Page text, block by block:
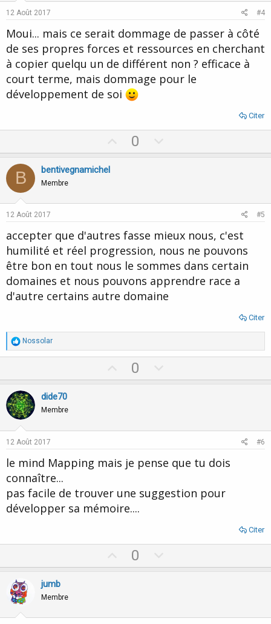
e
12 Août 2017 #4
Moui... mais ce serait dommage de passer à côté
de ses propres forces et ressources en cherchant
à copier quelqu un de différent non ? efficace à
court terme, mais dommage pour le
développement de soi
Citer
p
t
0
o
v
e
B bentivegnamichel
Membre
12 Août 2017 #5
accepter que d'autres fasse mieux nous, c'est
humilité et réel progression, nous ne pouvons
être bon en tout nous le sommes dans certain
domaines et nous pouvons apprendre race a
d'autre certains autre domaine
Citer
R
é
a
t
i
o
n
s
:
Nossolar
p
0
o
e
dide70
Membre
12 Août 2017 #6
le mind Mapping mais je pense que tu dois
connaître...
pas facile de trouver une suggestion pour
développer sa mémoire....
Citer
p
t
0
o
v
jumb
Membre